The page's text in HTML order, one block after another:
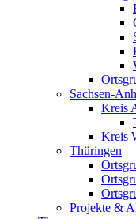
Sachsen-
Kreis
Kreis
Thüringen
Projekte &